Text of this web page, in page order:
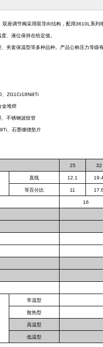
双座调节阀采用双导向结构，配用3610L系
、液位保持在给定值。
、夹套保温型等多种品种。产品公称压力等
ZG1Cr18Ni9Ti
金堆焊
不锈钢波纹管
、石墨缠绕垫片
25 32
直线 12.1
等百分比 11
16
常温型
散热型
高温型
低温型